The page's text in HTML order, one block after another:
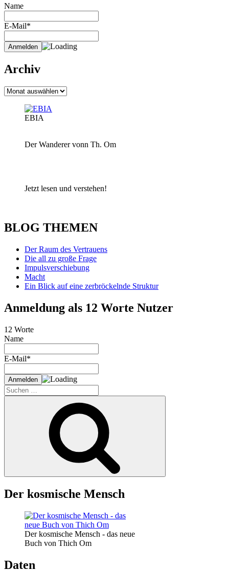
Name
E-Mail*
Archiv
Archiv
EBIA
Der Wanderer vonn Th. Om
Jetzt lesen und verstehen!
BLOG THEMEN
Der Raum des Vertrauens
Die all zu große Frage
Impulsverschiebung
Macht
Ein Blick auf eine zerbröckelnde Struktur
Anmeldung als 12 Worte Nutzer
12 Worte
Name
E-Mail*
Suche
nach:
Der kosmische Mensch
Der kosmische Mensch - das neue
Buch von Thich Om
Daten